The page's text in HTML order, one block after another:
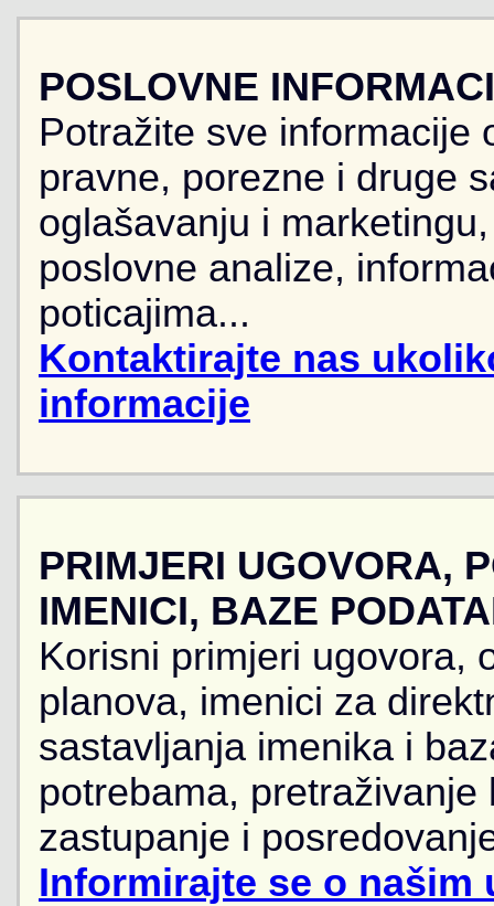
POSLOVNE
Potražite sve informacije
pravne, porezne i druge
oglašavanju i
poslovne analize,
poticajima...
Kontaktirajte nas
informacije
PRIMJERI UGOVORA,
IMENICI, BAZE
Korisni primjeri ugovora,
planova, imenici za
sastavljanja imenika i
potrebama,
zastupanje i
Informirajte se o našim